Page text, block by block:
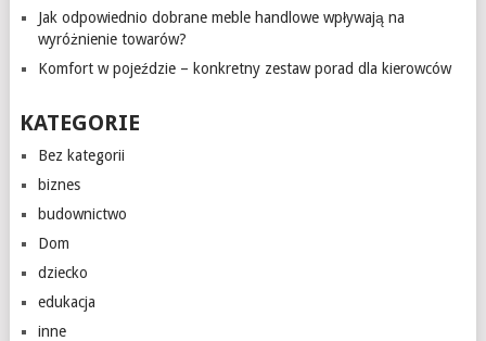
Jak odpowiednio dobrane meble handlowe wpływają na
wyróżnienie towarów?
Komfort w pojeździe – konkretny zestaw porad dla kierowców
KATEGORIE
Bez kategorii
biznes
budownictwo
Dom
dziecko
edukacja
inne